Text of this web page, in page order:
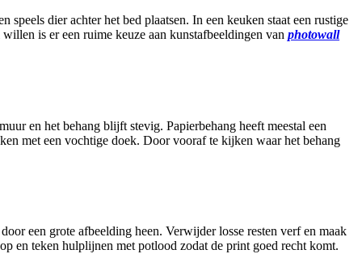
dier achter het bed plaatsen. In een keuken staat een rustige
is er een ruime keuze aan kunstafbeeldingen van photowall
en het behang blijft stevig. Papierbehang heeft meestal een
met een vochtige doek. Door vooraf te kijken waar het behang
een grote afbeelding heen. Verwijder losse resten verf en maak
en teken hulplijnen met potlood zodat de print goed recht komt.